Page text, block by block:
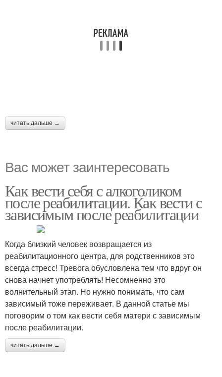
читать дальше →
Вас может заинтересовать
Как вести себя с алкоголиком
после реабилитации. Как вести с
зависимым после реабилитации
Когда близкий человек возвращается из
реабилитационного центра, для родственников это
всегда стресс! Тревога обусловлена тем что вдруг он
снова начнет употреблять! Несомненно это
волнительный этап. Но нужно понимать, что сам
зависимый тоже переживает. В данной статье мы
поговорим о том как вести себя матери с зависимым
после реабилитации.
читать дальше →